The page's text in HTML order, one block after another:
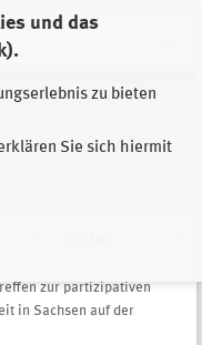
und das
zu bieten
Sie sich hiermit
zur partizipativen
in Sachsen auf der